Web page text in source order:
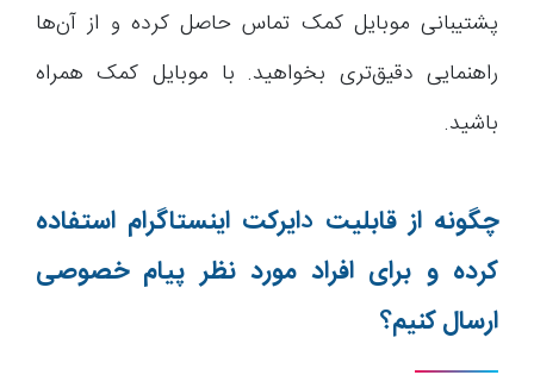
پشتیبانی موبایل کمک تماس حاصل کرده و از آن‌ها
راهنمایی دقیق‌تری بخواهید. با موبایل کمک همراه
باشید.
چگونه از قابلیت دایرکت اینستاگرام استفاده
کرده و برای افراد مورد نظر پیام خصوصی
ارسال کنیم؟